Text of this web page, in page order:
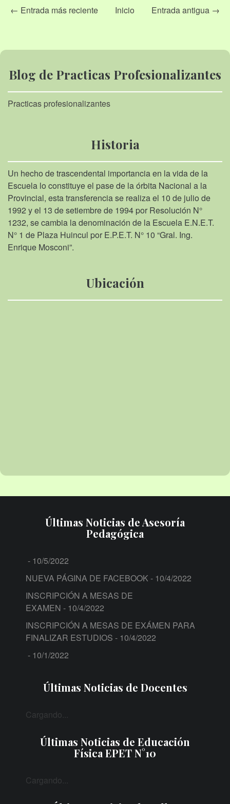
← Entrada más reciente Entrada antigua →
Inicio
Blog de Practicas Profesionalizantes
Practicas profesionalizantes
Historia
Un hecho de trascendental importancia en la vida de la
Escuela lo constituye el pase de la órbita Nacional a la
Provincial, esta transferencia se realiza el 10 de julio de
1992 y el 13 de setiembre de 1994 por Resolución N°
1232, se cambia la denominación de la Escuela E.N.E.T.
N° 1 de Plaza Huincul por E.P.E.T. N° 10 “Gral. Ing.
Enrique Mosconi”.
Ubicación
Últimas Noticias de Asesoría
Pedagógica
- 10/5/2022
NUEVA PÁGINA DE FACEBOOK - 10/4/2022
INSCRIPCIÓN A MESAS DE
EXAMEN - 10/4/2022
INSCRIPCIÓN A MESAS DE EXÁMEN PARA
FINALIZAR ESTUDIOS - 10/4/2022
- 10/1/2022
Últimas Noticias de Docentes
Cargando...
Últimas Noticias de Educación
Física EPET N°10
Cargando...